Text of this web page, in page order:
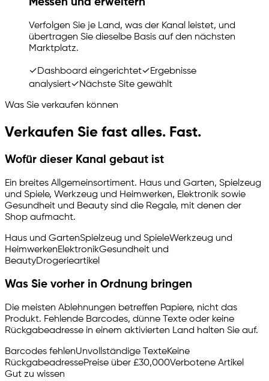
Messen und erweitern
Verfolgen Sie je Land, was der Kanal leistet, und
übertragen Sie dieselbe Basis auf den nächsten
Marktplatz.
✓Dashboard eingerichtet✓Ergebnisse
analysiert✓Nächste Site gewählt
Was Sie verkaufen können
Verkaufen Sie fast alles. Fast.
Wofür dieser Kanal gebaut ist
Ein breites Allgemeinsortiment. Haus und Garten, Spielzeug
und Spiele, Werkzeug und Heimwerken, Elektronik sowie
Gesundheit und Beauty sind die Regale, mit denen der
Shop aufmacht.
Haus und GartenSpielzeug und SpieleWerkzeug und
HeimwerkenElektronikGesundheit und
BeautyDrogerieartikel
Was Sie vorher in Ordnung bringen
Die meisten Ablehnungen betreffen Papiere, nicht das
Produkt. Fehlende Barcodes, dünne Texte oder keine
Rückgabeadresse in einem aktivierten Land halten Sie auf.
Barcodes fehlenUnvollständige TexteKeine
RückgabeadressePreise über £30,000Verbotene Artikel
Gut zu wissen